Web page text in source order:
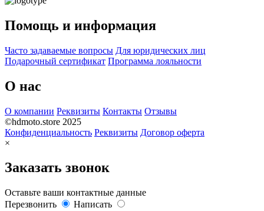
Помощь и информация
Часто задаваемые вопросы Для юридических лиц
Подарочный сертификат Программа лояльности
О нас
О компании Реквизиты Контакты Отзывы
©hdmoto.store 2025
Конфиденциальность Реквизиты Договор оферта
×
Заказать звонок
Оставьте ваши контактные данные
Перезвонить
Написать